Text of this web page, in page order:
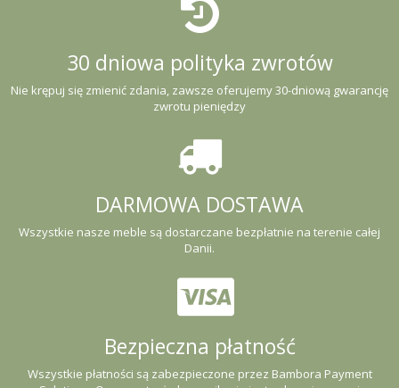
30 dniowa polityka zwrotów
Nie krępuj się zmienić zdania, zawsze oferujemy 30-dniową gwarancję
zwrotu pieniędzy
DARMOWA DOSTAWA
Wszystkie nasze meble są dostarczane bezpłatnie na terenie całej
Danii.
Bezpieczna płatność
Wszystkie płatności są zabezpieczone przez Bambora Payment